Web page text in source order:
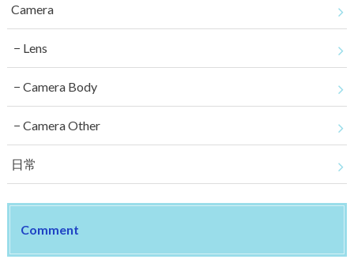
Camera
Lens
Camera Body
Camera Other
日常
Comment